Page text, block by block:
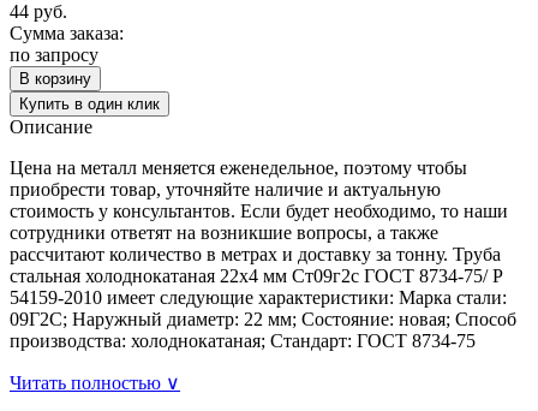
44 руб.
Сумма заказа:
по запросу
В корзину
Купить в один клик
Описание
Цена на металл меняется еженедельное, поэтому чтобы
приобрести товар, уточняйте наличие и актуальную
стоимость у консультантов. Если будет необходимо, то наши
сотрудники ответят на возникшие вопросы, а также
рассчитают количество в метрах и доставку за тонну. Труба
стальная холоднокатаная 22х4 мм Ст09г2с ГОСТ 8734-75/ Р
54159-2010 имеет следующие характеристики: Марка стали:
09Г2С; Наружный диаметр: 22 мм; Состояние: новая; Способ
производства: холоднокатаная; Стандарт: ГОСТ 8734-75
Читать полностью ∨